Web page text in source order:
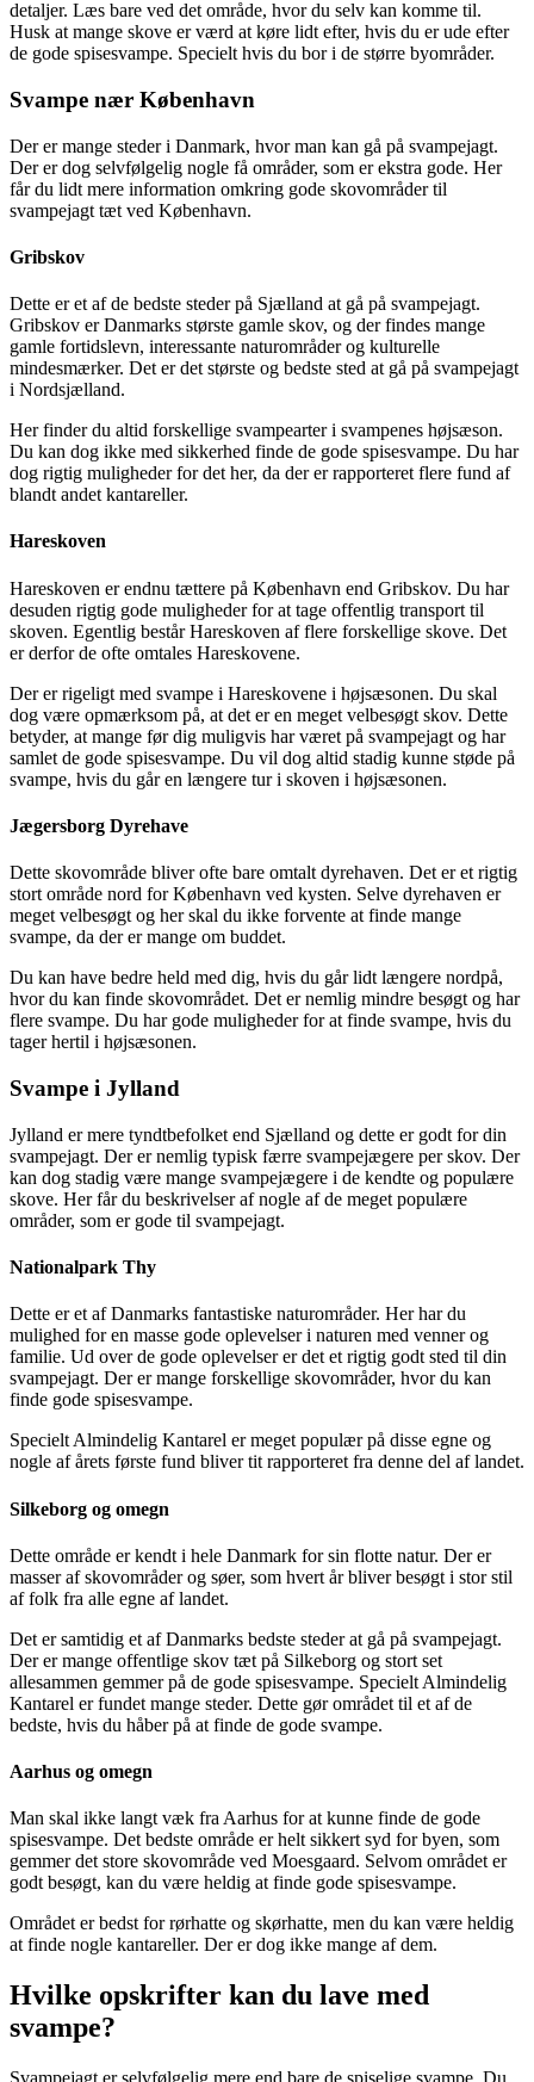
detaljer. Læs bare ved det område, hvor du selv kan komme til.
Husk at mange skove er værd at køre lidt efter, hvis du er ude efter
de gode spisesvampe. Specielt hvis du bor i de større byområder.
Svampe nær København
Der er mange steder i Danmark, hvor man kan gå på svampejagt.
Der er dog selvfølgelig nogle få områder, som er ekstra gode. Her
får du lidt mere information omkring gode skovområder til
svampejagt tæt ved København.
Gribskov
Dette er et af de bedste steder på Sjælland at gå på svampejagt.
Gribskov er Danmarks største gamle skov, og der findes mange
gamle fortidslevn, interessante naturområder og kulturelle
mindesmærker. Det er det største og bedste sted at gå på svampejagt
i Nordsjælland.
Her finder du altid forskellige svampearter i svampenes højsæson.
Du kan dog ikke med sikkerhed finde de gode spisesvampe. Du har
dog rigtig muligheder for det her, da der er rapporteret flere fund af
blandt andet kantareller.
Hareskoven
Hareskoven er endnu tættere på København end Gribskov. Du har
desuden rigtig gode muligheder for at tage offentlig transport til
skoven. Egentlig består Hareskoven af flere forskellige skove. Det
er derfor de ofte omtales Hareskovene.
Der er rigeligt med svampe i Hareskovene i højsæsonen. Du skal
dog være opmærksom på, at det er en meget velbesøgt skov. Dette
betyder, at mange før dig muligvis har været på svampejagt og har
samlet de gode spisesvampe. Du vil dog altid stadig kunne støde på
svampe, hvis du går en længere tur i skoven i højsæsonen.
Jægersborg Dyrehave
Dette skovområde bliver ofte bare omtalt dyrehaven. Det er et rigtig
stort område nord for København ved kysten. Selve dyrehaven er
meget velbesøgt og her skal du ikke forvente at finde mange
svampe, da der er mange om buddet.
Du kan have bedre held med dig, hvis du går lidt længere nordpå,
hvor du kan finde skovområdet. Det er nemlig mindre besøgt og har
flere svampe. Du har gode muligheder for at finde svampe, hvis du
tager hertil i højsæsonen.
Svampe i Jylland
Jylland er mere tyndtbefolket end Sjælland og dette er godt for din
svampejagt. Der er nemlig typisk færre svampejægere per skov. Der
kan dog stadig være mange svampejægere i de kendte og populære
skove. Her får du beskrivelser af nogle af de meget populære
områder, som er gode til svampejagt.
Nationalpark Thy
Dette er et af Danmarks fantastiske naturområder. Her har du
mulighed for en masse gode oplevelser i naturen med venner og
familie. Ud over de gode oplevelser er det et rigtig godt sted til din
svampejagt. Der er mange forskellige skovområder, hvor du kan
finde gode spisesvampe.
Specielt Almindelig Kantarel er meget populær på disse egne og
nogle af årets første fund bliver tit rapporteret fra denne del af landet.
Silkeborg og omegn
Dette område er kendt i hele Danmark for sin flotte natur. Der er
masser af skovområder og søer, som hvert år bliver besøgt i stor stil
af folk fra alle egne af landet.
Det er samtidig et af Danmarks bedste steder at gå på svampejagt.
Der er mange offentlige skov tæt på Silkeborg og stort set
allesammen gemmer på de gode spisesvampe. Specielt Almindelig
Kantarel er fundet mange steder. Dette gør området til et af de
bedste, hvis du håber på at finde de gode svampe.
Aarhus og omegn
Man skal ikke langt væk fra Aarhus for at kunne finde de gode
spisesvampe. Det bedste område er helt sikkert syd for byen, som
gemmer det store skovområde ved Moesgaard. Selvom området er
godt besøgt, kan du være heldig at finde gode spisesvampe.
Området er bedst for rørhatte og skørhatte, men du kan være heldig
at finde nogle kantareller. Der er dog ikke mange af dem.
Hvilke opskrifter kan du lave med
svampe?